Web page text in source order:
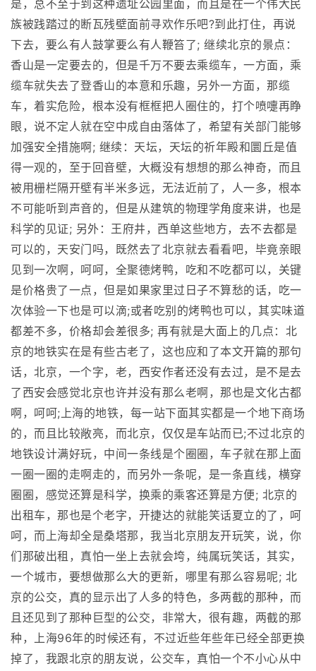
是，总不至于到这种遗址公园里面，而且是在一个伟大民
族被践踏过的断瓦残壁面前寻欢作乐吧?到此打住，再说
下去，要么有人鼓掌要么有人鞭笞了; 继续北京的景点：
香山是一定要去的，但是千万不要去乘缆车，一方面，乘
缆车就失去了登香山的本意和乐趣，另外一方面，那缆
车，着实危险，根本没有框框把人圈住的，打个喷嚏再睁
眼，说不定人就在空中成自由落体了，希望有关部门能够
加强安全措施啊; 继续：天坛，天坛的祈年殿和圜丘是值
得一观的，至于回音壁，大概没有想想的那么神奇，而且
被用栅栏隔开壁有半米多远，无法近前了，人一多，根本
不可能听到声音的，但是从建筑的物理学角度来讲，也是
科学的见证; 另外：王府井，西单这些地方，去不去都是
可以的，天安门吗，既然去了北京就去看看吧，毕竟亲眼
见到一次啊，呵呵，全聚德烤鸭，吃和不吃都可以，关键
是价格贵了一点，但是如果家里过日子不算愁的话，吃一
次体验一下也是可以滴;或者吃别的烤鸭也可以，其实味道
都差不多，价格却会差很多; 再有就是大面上的几点：北
京的地铁实在是有些古老了，这也应和了本文开篇的那句
话，北京，一个字，老，西安作者还没有去过，是不是去
了西安会感觉北京也许并没有那么老啊，那也是文化古都
啊，呵呵;上海的地铁，每一站下面其实都是一个地下商场
的，而且比较敞亮，而北京，仅仅是车站而已;不过北京的
地铁设计满好玩，中间一条线是个圈圈，车子就在那上面
一圈一圈的走啊走的，而另外一条呢，是一条直线，横穿
圈圈，感觉还算是科学，换乘的乘客还算是方便; 北京的
出租车，那也是个老字，开捷达的就能笑话夏立的了，呵
呵，而上海却全是桑塔那，我当北京朋友开玩笑，说，你
们那破出租，真怕一坐上去就会垮，纯属玩笑话，其实，
一个城市，要想做那么大的更新，哪里有那么容易呢; 北
京的公交，真的显示出了人多的特色，多两截的那种，而
且还见到了那种巨型的公交，非常大，很有趣，两截的那
种，上海96年的时候还有，不过近些年些年已经全部更换
掉了，我跟北京的朋友说，公交车，真怕一个不小心从中